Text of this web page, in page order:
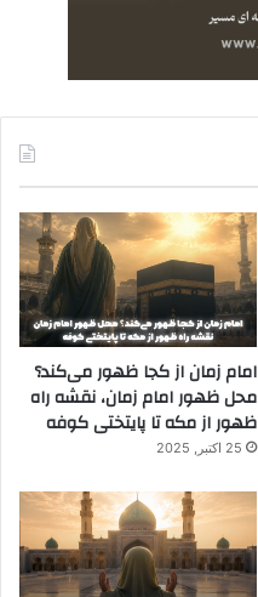
امام زمان از کجا ظهور می‌کند؟
محل ظهور امام زمان، نقشه راه
ظهور از مکه تا پایتختی کوفه
25 اکتبر, 2025